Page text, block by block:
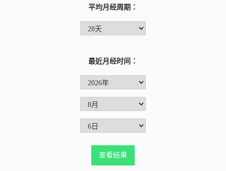
平均月经周期：
最近月经时间：